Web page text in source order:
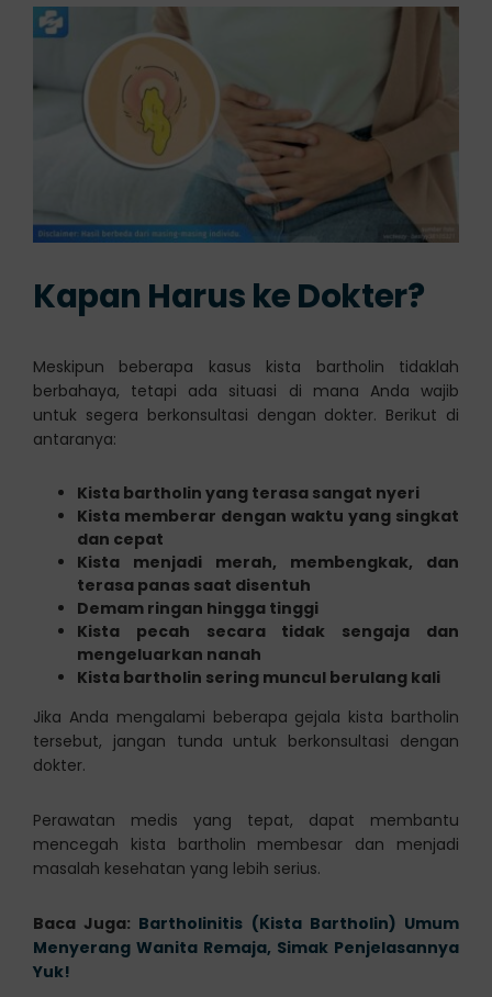
Kapan Harus ke Dokter?
Meskipun beberapa kasus kista bartholin tidaklah
berbahaya, tetapi ada situasi di mana Anda wajib
untuk segera berkonsultasi dengan dokter. Berikut di
antaranya:
Kista bartholin yang terasa sangat nyeri
Kista memberar dengan waktu yang singkat
dan cepat
Kista menjadi merah, membengkak, dan
terasa panas saat disentuh
Demam ringan hingga tinggi
Kista pecah secara tidak sengaja dan
mengeluarkan nanah
Kista bartholin sering muncul berulang kali
Jika Anda mengalami beberapa gejala kista bartholin
tersebut, jangan tunda untuk berkonsultasi dengan
dokter.
Perawatan medis yang tepat, dapat membantu
mencegah kista bartholin membesar dan menjadi
masalah kesehatan yang lebih serius.
Baca Juga: Bartholinitis (Kista Bartholin) Umum
Menyerang Wanita Remaja, Simak Penjelasannya
Yuk!